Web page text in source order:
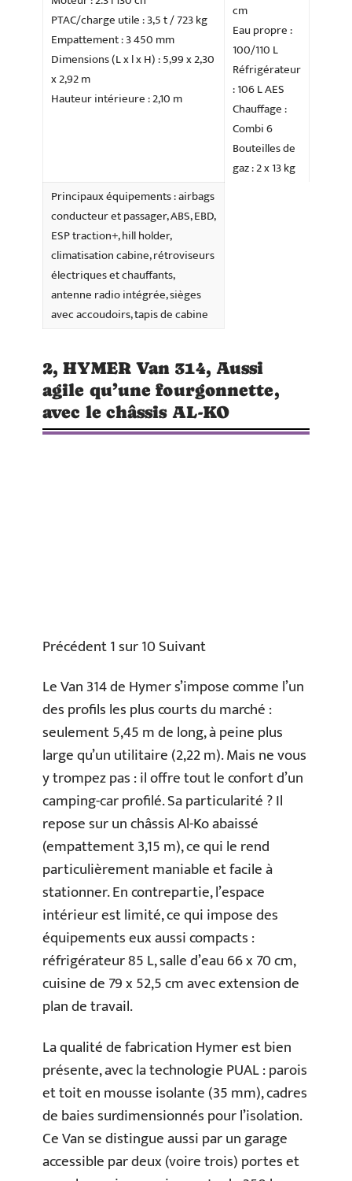
PTAC/charge utile : 3,5 t / 723 kg
Empattement : 3 450 mm
Dimensions (L x l x H) : 5,99 x 2,30
x 2,92 m
Hauteur intérieure : 2,10 m
cm
Eau propre :
100/110 L
Réfrigérateur
: 106 L AES
Chauffage :
Combi 6
Bouteilles de
gaz : 2 x 13 kg
Principaux équipements : airbags
conducteur et passager, ABS, EBD,
ESP traction+, hill holder,
climatisation cabine, rétroviseurs
électriques et chauffants,
antenne radio intégrée, sièges
avec accoudoirs, tapis de cabine
2, HYMER Van 314, Aussi
agile qu’une fourgonnette,
avec le châssis AL-KO
Précédent 1 sur 10 Suivant
Le Van 314 de Hymer s’impose comme l’un
des profils les plus courts du marché :
seulement 5,45 m de long, à peine plus
large qu’un utilitaire (2,22 m). Mais ne vous
y trompez pas : il offre tout le confort d’un
camping-car profilé. Sa particularité ? Il
repose sur un châssis Al-Ko abaissé
(empattement 3,15 m), ce qui le rend
particulièrement maniable et facile à
stationner. En contrepartie, l’espace
intérieur est limité, ce qui impose des
équipements eux aussi compacts :
réfrigérateur 85 L, salle d’eau 66 x 70 cm,
cuisine de 79 x 52,5 cm avec extension de
plan de travail.
La qualité de fabrication Hymer est bien
présente, avec la technologie PUAL : parois
et toit en mousse isolante (35 mm), cadres
de baies surdimensionnés pour l’isolation.
Ce Van se distingue aussi par un garage
accessible par deux (voire trois) portes et